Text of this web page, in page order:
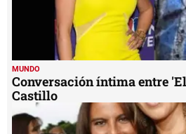
MUNDO
Conversación íntima entre
Castillo